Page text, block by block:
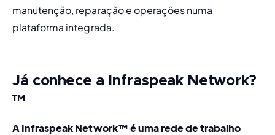
manutenção, reparação e operações numa
plataforma integrada.
Já conhece a Infraspeak Network?
™
A Infraspeak Network™ é uma rede de trabalho